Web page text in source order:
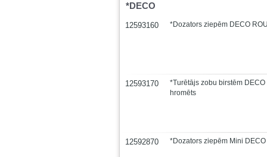
*DECO
12593160 *Dozators ziepēm DECO
12593170
*Turētājs zobu birstēm DECO
hromēts
12592870 *Dozators ziepēm Mini